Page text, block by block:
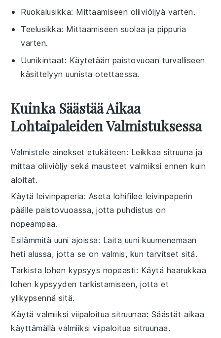
Ruokalusikka: Mittaamiseen oliiviöljyä varten.
Teelusikka: Mittaamiseen suolaa ja pippuria
varten.
Uunikintaat: Käytetään paistovuoan turvalliseen
käsittelyyn uunista otettaessa.
Kuinka Säästää Aikaa
Lohtaipaleiden Valmistuksessa
Valmistele ainekset etukäteen: Leikkaa sitruuna ja
mittaa oliiviöljy sekä mausteet valmiiksi ennen kuin
aloitat.
Käytä leivinpaperia: Aseta lohifilee leivinpaperin
päälle paistovuoassa, jotta puhdistus on
nopeampaa.
Esilämmitä uuni ajoissa: Laita uuni kuumenemaan
heti alussa, jotta se on valmis, kun tarvitset sitä.
Tarkista lohen kypsyys nopeasti: Käytä haarukkaa
lohen kypsyyden tarkistamiseen, jotta et
ylikypsennä sitä.
Käytä valmiiksi viipaloitua sitruunaa: Säästät aikaa
käyttämällä valmiiksi viipaloituasitruunaa.